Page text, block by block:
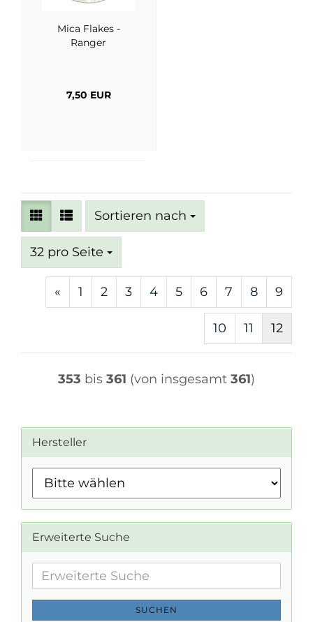
Mica Flakes -
Ranger
7,50 EUR
Sortieren nach
Sortieren nach
32 pro Seite
pro Seite
« 1 2 3 4 5 6 7 8 9
10 11 12
353 bis 361 (von insgesamt 361)
Hersteller
Erweiterte Suche
Erweiterte
Suche
SUCHEN